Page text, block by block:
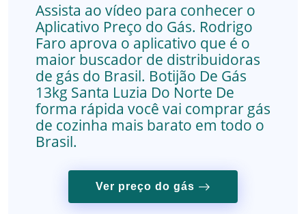
Assista ao vídeo para conhecer o
Aplicativo Preço do Gás. Rodrigo
Faro aprova o aplicativo que é o
maior buscador de distribuidoras
de gás do Brasil. Botijão De Gás
13kg Santa Luzia Do Norte De
forma rápida você vai comprar gás
de cozinha mais barato em todo o
Brasil.
Ver preço do gás